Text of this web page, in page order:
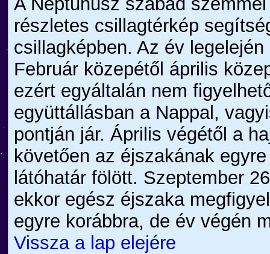
részletes csillagtérkép
csillagképben. Az év
Február közepétől április
ezért egyáltalán nem
együttállásban a Nappal,
pontján jár. Április végétől a
követően az éjszakának
látóhatár fölött. Szeptember
ekkor egész éjszaka
egyre korábbra, de év végén
Vissza a lap elejére